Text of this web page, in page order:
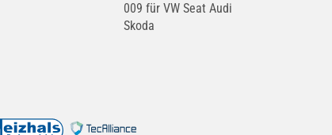
009 für VW Seat Audi
Skoda